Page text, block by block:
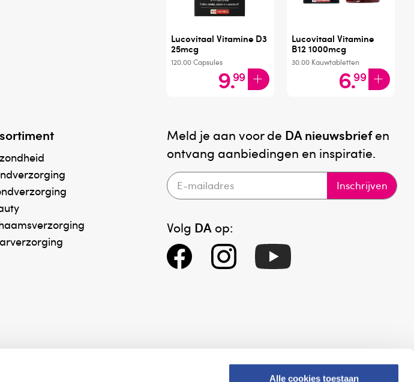
Alle cookies toestaan
Lucovitaal Vitamine D3
25mcg
120.00Capsules
9.99
Lucovitaal Vitamine
B12 1000mcg
30.00 Kauwtabletten
6.99
Meld je aan voor de DA nieuwsbriefen
ontvang aanbiedingen en inspiratie.
Inschrijven
Volg DA op: